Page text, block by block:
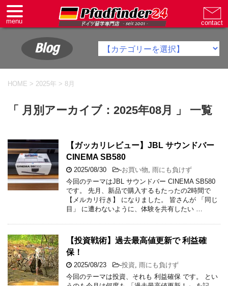
Blog
HOME > 2025年 > 8月
「 月別アーカイブ：2025年08月 」 一覧
【ガッカリレビュー】JBL サウンドバー
CINEMA SB580
2025/08/30 -お買い物 雨にも負けず
今回のテーマはJBL サウンドバー CINEMA SB580
です。 先月、新品で購入するもたったの2時間で
【メルカリ行き】 になりました。 皆さんが 「同じ
目」 に遭わないように、体験を共有したい …
【投資戦術】過去最高値更新で 利益確
保！
2025/08/23 -投資 雨にも負けず
今回のテーマは投資、それも 利益確保 です。 とい